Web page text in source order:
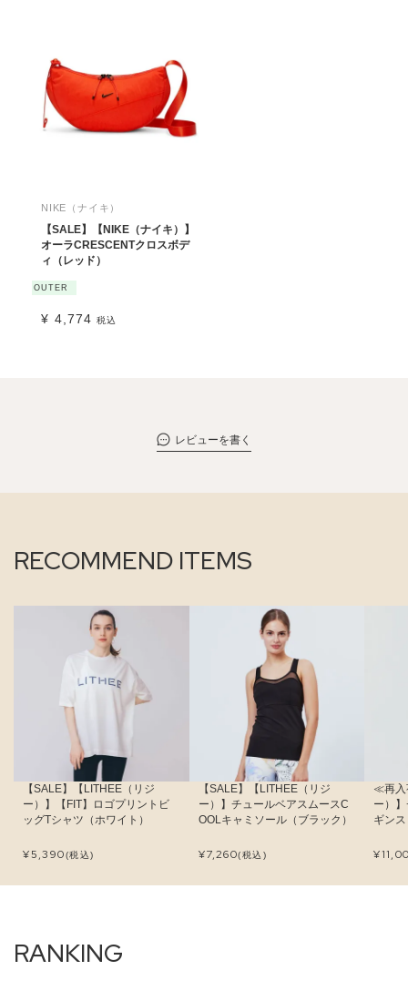
NIKE（ナイキ）
【SALE】【NIKE（ナイキ）】
オーラCRESCENTクロスボデ
ィ（レッド）
OUTER
¥ 4,774 税込
レビューを書く
RECOMMEND ITEMS
【SALE】【LITHEE（リジ
ー）】【FIT】ロゴプリントビ
ッグTシャツ（ホワイト）
¥5,390(税込)
【SALE】【LITHEE（リジ
ー）】チュールベアスムースC
OOLキャミソール（ブラック）
¥7,260(税込)
≪再入
ー）
ギン
¥